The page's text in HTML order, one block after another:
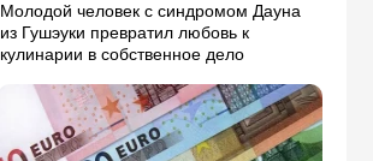
Молодой человек с синдромом Дауна
из Гушэуки превратил любовь к
кулинарии в собственное дело